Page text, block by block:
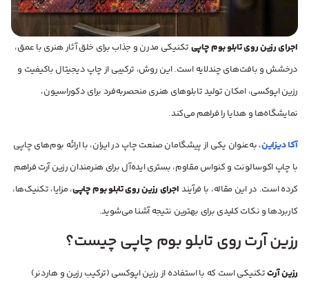
اجرای رزین روی تابلو بوم چاپی تکنیکی مدرن و جذاب برای خلق آثار هنری با عمق،
درخشش و بافت‌های چندلایه است. این روش، ترکیبی از چاپ دیجیتال باکیفیت و
رزین اپوکسی، امکان تولید تابلوهای هنری منحصربه‌فرد برای دکوراسیون،
نمایشگاه‌ها و هدایا را فراهم می‌کند.
آکا دیزاین، به‌عنوان یکی از پیشگامان صنعت چاپ در ایران، با ارائه بوم‌های چاپی
با چاپ اکوسالونت و کنواس مقاوم، بستری ایده‌آل برای هنرمندان رزین آرت فراهم
کرده است. در این مقاله، با فرآیند اجرای رزین روی تابلو بوم چاپی، مزایا، تکنیک‌ها،
کاربردها و نکات کلیدی برای بهترین نتیجه آشنا می‌شوید.
رزین آرت روی تابلو بوم چاپی چیست؟
رزین آرتتکنیکی است که با استفاده از رزین اپوکسی (ترکیب رزین و هاردنر)